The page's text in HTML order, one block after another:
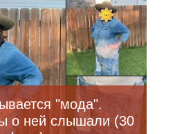
"мода".
о ней слышали (30